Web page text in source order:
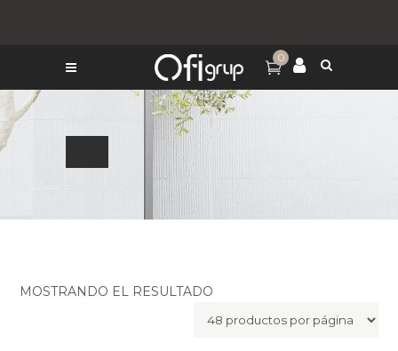
0
MOSTRANDO EL RESULTADO